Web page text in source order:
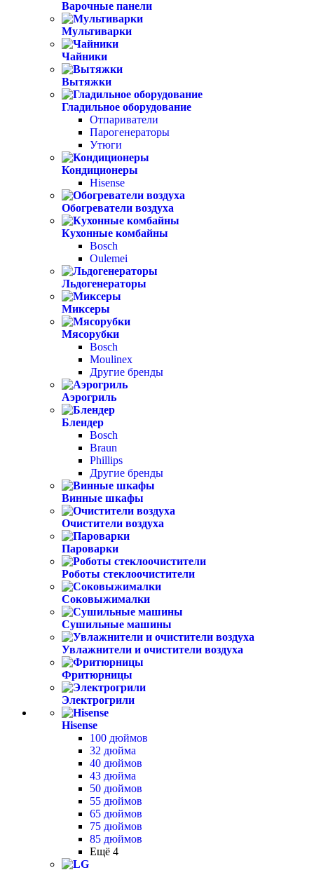
Варочные панели
Мультиварки
Чайники
Вытяжки
Гладильное оборудование
Отпариватели
Парогенераторы
Утюги
Кондиционеры
Hisense
Обогреватели воздуха
Кухонные комбайны
Bosch
Oulemei
Льдогенераторы
Миксеры
Мясорубки
Bosch
Moulinex
Другие бренды
Аэрогриль
Блендер
Bosch
Braun
Phillips
Другие бренды
Винные шкафы
Очистители воздуха
Пароварки
Роботы стеклоочистители
Соковыжималки
Сушильные машины
Увлажнители и очистители воздуха
Фритюрницы
Электрогрили
Hisense
100 дюймов
32 дюйма
40 дюймов
43 дюйма
50 дюймов
55 дюймов
65 дюймов
75 дюймов
85 дюймов
Ещё 4